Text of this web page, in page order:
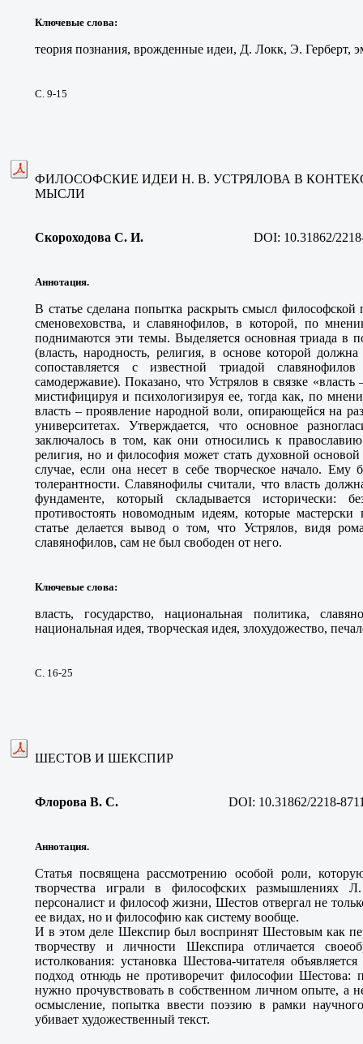
Ключевые слова:
теория познания, врожденные идеи, Д. Локк, Э. Герберт,
С. 9-15
ФИЛОСОФСКИЕ ИДЕИ Н. В. УСТРЯЛОВА В
МЫСЛИ
Скороходова С. И. DOI: 10.31862/
Аннотация.
В статье сделана попытка раскрыть смысл
сменовеховства, и славянофилов, в которой, по
поднимаются эти темы. Выделяется основная триада в
(власть, народность, религия, в основе которой должна
сопоставляется с известной триадой
самодержавие). Показано, что Устрялов в связке «власть
мистифицируя и психологизируя ее, тогда как, по
власть – проявление народной воли, опирающейся на
университетах. Утверждается, что основное
заключалось в том, как они относились к
религия, но и философия может стать духовной
случае, если она несет в себе творческое начало.
толерантности. Славянофилы считали, что власть
фундаменте, который складывается исторически:
противостоять новомодным идеям, которые
статье делается вывод о том, что Устрялов, видя
славянофилов, сам не был свободен от него.
Ключевые слова:
власть, государство, национальная политика,
национальная идея, творческая идея, злохудожество,
С. 16-25
ШЕСТОВ И ШЕКСПИР
Флорова В. С. DOI: 10.31862/2218-
Аннотация.
Статья посвящена рассмотрению особой роли,
творчества играли в философских размышлениях
персоналист и философ жизни, Шестов отвергал не
ее видах, но и философию как систему вообще.
И в этом деле Шекспир был воспринят Шестовым как
творчеству и личности Шекспира отличается
истолкования: установка Шестова-читателя
подход отнюдь не противоречит философии Шестова:
нужно прочувствовать в собственном личном опыте, а
осмысление, попытка ввести поэзию в рамки
убивает художественный текст.